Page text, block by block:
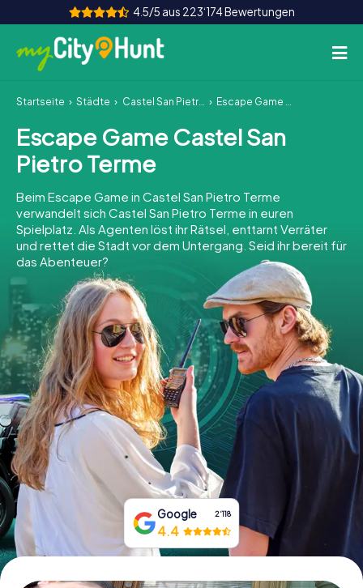
4.5/5 aus 223‘174 Bewertungen
So funktioniert's
Städte
Teamevent
Tickets
INT AT CH
DE
ES
FR UK
IE
IT
NL
Tickets buchen
Gutscheine bestellen
Startseite Städte Castel San Pietro Terme Escape Game Castel San Pietro Terme
Escape Game Castel San
Pietro Terme
Beim Escape Game in Castel San Pietro Terme
verwandelt sich Castel San Pietro Terme in euren
Spielplatz. Als Agenten löst ihr Rätsel, enttarnt Verräter
und rettet die Stadt vor dem Untergang. Seid ihr bereit für
das Abenteuer?
Google 2‘118
4.4